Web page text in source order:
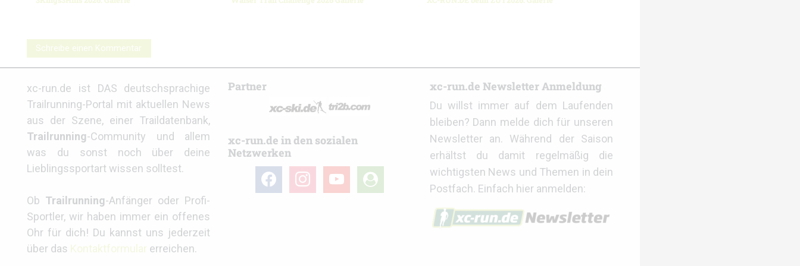
Schreibe einen Kommentar
xc-run.de ist DAS deutschsprachige
Trailrunning-Portal mit aktuellen News
aus der Szene, einer Traildatenbank,
Trailrunning-Community und allem
was du sonst noch über deine
Lieblingssportart wissen solltest.
Ob Trailrunning-Anfänger oder Profi-
Sportler, wir haben immer ein offenes
Ohr für dich! Du kannst uns jederzeit
über das Kontaktformular erreichen.
Partner
xc-run.de in den sozialen
Netzwerken
facebookinstagramyoutube
user-
circle
xc-run.de Newsletter Anmeldung
Du willst immer auf dem Laufenden
bleiben? Dann melde dich für unseren
Newsletter an. Während der Saison
erhältst du damit regelmäßig die
wichtigsten News und Themen in dein
Postfach. Einfach hier anmelden: